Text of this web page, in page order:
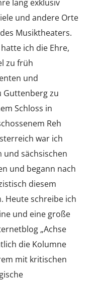
lang exklusiv
und andere Orte
Musiktheaters.
ich die Ehre,
zu früh
und
Guttenberg zu
Schloss in
Reh
war ich
sächsischen
und begann nach
diesem
Heute schreibe ich
und eine große
„Achse
die Kolumne
mit kritischen